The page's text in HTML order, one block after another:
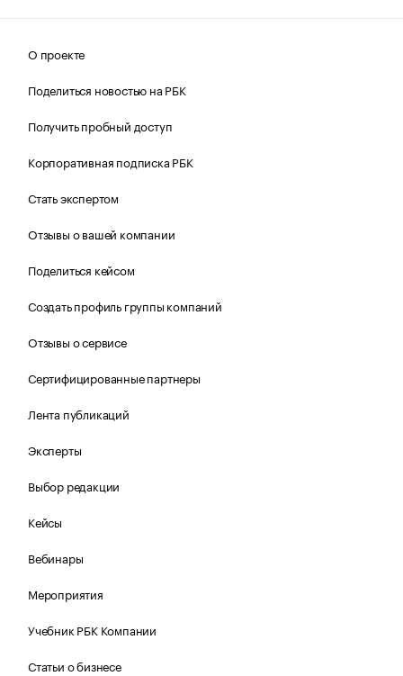
О проекте
Поделиться новостью на РБК
Получить пробный доступ
Корпоративная подписка РБК
Стать экспертом
Отзывы о вашей компании
Поделиться кейсом
Создать профиль группы компаний
Отзывы о сервисе
Сертифицированные партнеры
Лента публикаций
Эксперты
Выбор редакции
Кейсы
Вебинары
Мероприятия
Учебник РБК Компании
Статьи о бизнесе